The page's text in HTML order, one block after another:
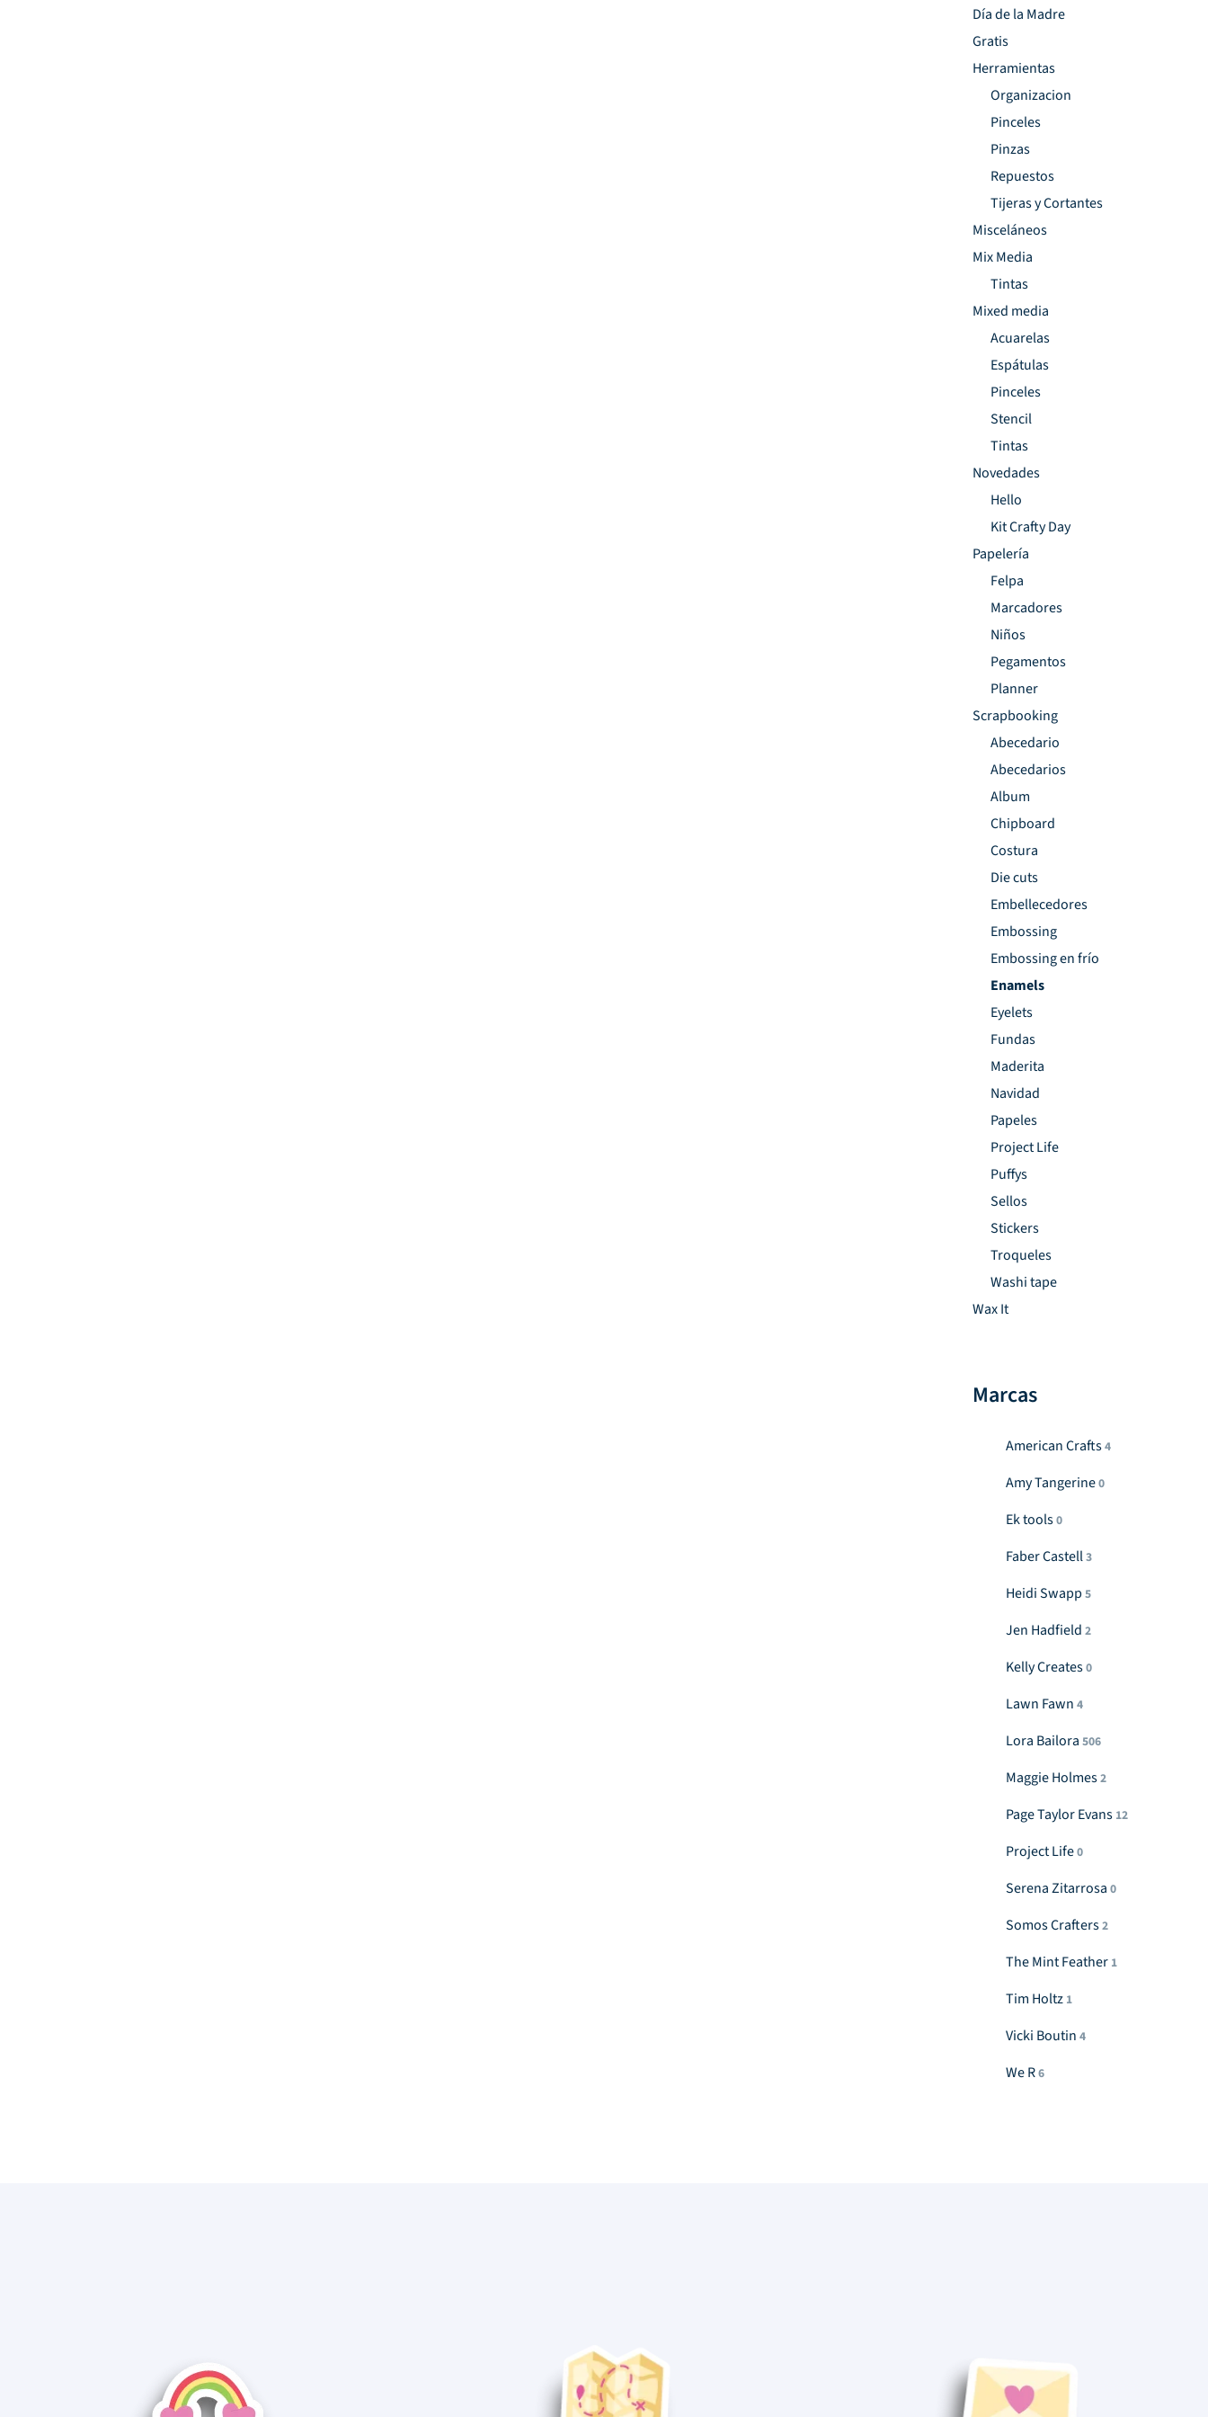
Día de la Madre
Gratis
Herramientas
Organizacion
Pinceles
Pinzas
Repuestos
Tijeras y Cortantes
Misceláneos
Mix Media
Tintas
Mixed media
Acuarelas
Espátulas
Pinceles
Stencil
Tintas
Novedades
Hello
Kit Crafty Day
Papelería
Felpa
Marcadores
Niños
Pegamentos
Planner
Scrapbooking
Abecedario
Abecedarios
Album
Chipboard
Costura
Die cuts
Embellecedores
Embossing
Embossing en frío
Enamels
Eyelets
Fundas
Maderita
Navidad
Papeles
Project Life
Puffys
Sellos
Stickers
Troqueles
Washi tape
Wax It
Marcas
American Crafts4
Amy Tangerine0
Ek tools0
Faber Castell3
Heidi Swapp5
Jen Hadfield2
Kelly Creates0
Lawn Fawn4
Lora Bailora506
Maggie Holmes2
Page Taylor Evans 12
Project Life0
Serena Zitarrosa0
Somos Crafters2
The Mint Feather 1
Tim Holtz 1
Vicki Boutin4
We R6